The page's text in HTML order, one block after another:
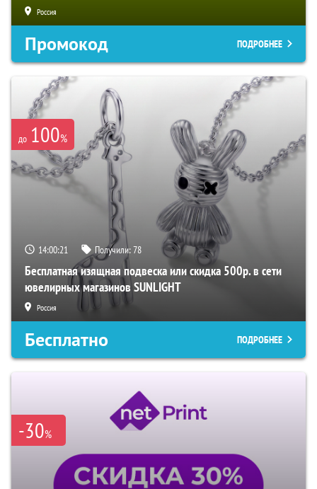
Россия
Промокод ПОДРОБНЕЕ
до 100%
14:00:20 Получили:78
Бесплатная изящная подвеска или скидка 500р. в сети
ювелирных магазинов SUNLIGHT
Россия
Бесплатно ПОДРОБНЕЕ
-30%